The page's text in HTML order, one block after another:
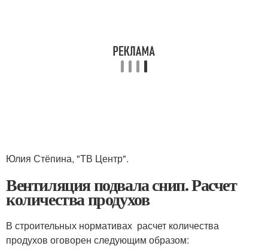
Юлия Стёпина, "ТВ Центр".
Вентиляция подвала снип. Расчет
количества продухов
В строительных нормативах расчет количества
продухов оговорен следующим образом: